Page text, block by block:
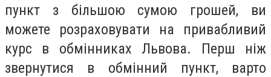
пункт з більшою сумою грошей, ви
можете розраховувати на привабливий
курс в обмінниках Львова. Перш ніж
звернутися в обмінний пункт, варто